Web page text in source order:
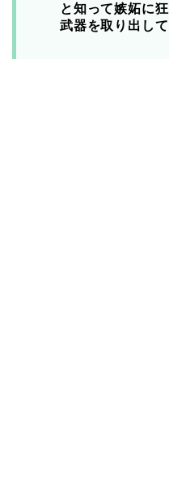
と知って嫉妬に
武器を取り出し